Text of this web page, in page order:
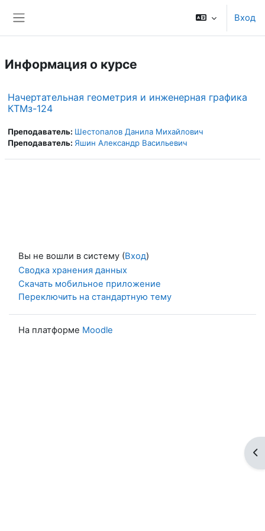
Вход
Информация о курсе
Начертательная геометрия и инженерная графика
КТМз-124
Преподаватель: Шестопалов Данила Михайлович
Преподаватель: Яшин Александр Васильевич
Вы не вошли в систему (Вход)
Сводка хранения данных
Скачать мобильное приложение
Переключить на стандартную тему
На платформе Moodle